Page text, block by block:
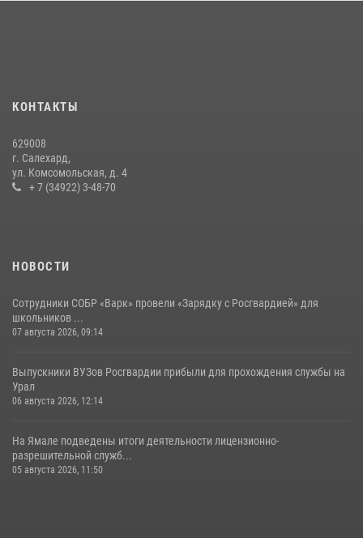
14 июля 2026, 06:53
КОНТАКТЫ
629008
г. Салехард,
ул. Комсомольская, д. 4
+ 7 (34922) 3-48-70
НОВОСТИ
Сотрудники СОБР «Варк» провели «Зарядку с Росгвардией» для
школьников ...
07 августа 2026, 09:14
Выпускники ВУЗов Росгвардии прибыли для прохождения службы на
Урал
06 августа 2026, 12:14
На Ямале подведены итоги деятельности лицензионно-
разрешительной служб...
05 августа 2026, 11:50